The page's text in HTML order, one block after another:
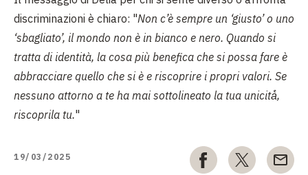
discriminazioni è chiaro: "Non c’è sempre un ‘giusto’ o uno
‘sbagliato’, il mondo non è in bianco e nero. Quando si
tratta di identità, la cosa più benefica che si possa fare è
abbracciare quello che si è e riscoprire i propri valori. Se
nessuno attorno a te ha mai sottolineato la tua unicità̀,
riscoprila tu."
19/03/2025